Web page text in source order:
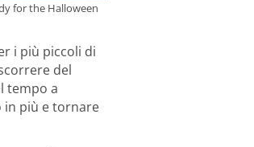
for the Halloween
i più piccoli di
del
tempo a
in più e tornare